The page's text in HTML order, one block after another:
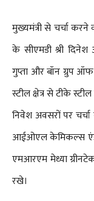
मुख्यमंत्री से चर्चा करने
के सीएमडी श्री
गुप्ता और बॉन ग्रुप ऑफ
स्टील क्षेत्र से टीके
निवेश अवसरों पर
आईओएल केमिकल्स एंड
एमआरएम मेध्या
रखे।